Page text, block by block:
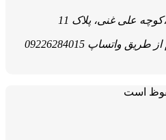
علی غنی، پلاک 11
واتساپ 09226284015
است